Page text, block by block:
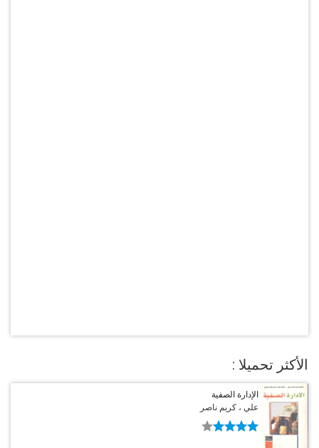
الأكثر تحميلا :
الإدارة الصفية
علي ، كريم ناصر